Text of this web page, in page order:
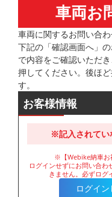
車両お
車両に関するお問い合
下記の「確認画面へ」
で内容をご確認いただ
押してください。後ほ
す。
お客様情報
※記入されてい
※【Webike納車お
ログインせずにお問い合
きません。必ずログ
ログイ